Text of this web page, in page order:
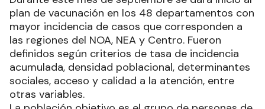
plan de vacunación en los 48 departamentos con
mayor incidencia de casos que corresponden a
las regiones del NOA, NEA y Centro. Fueron
definidos según criterios de tasa de incidencia
acumulada, densidad poblacional, determinantes
sociales, acceso y calidad a la atención, entre
otras variables.